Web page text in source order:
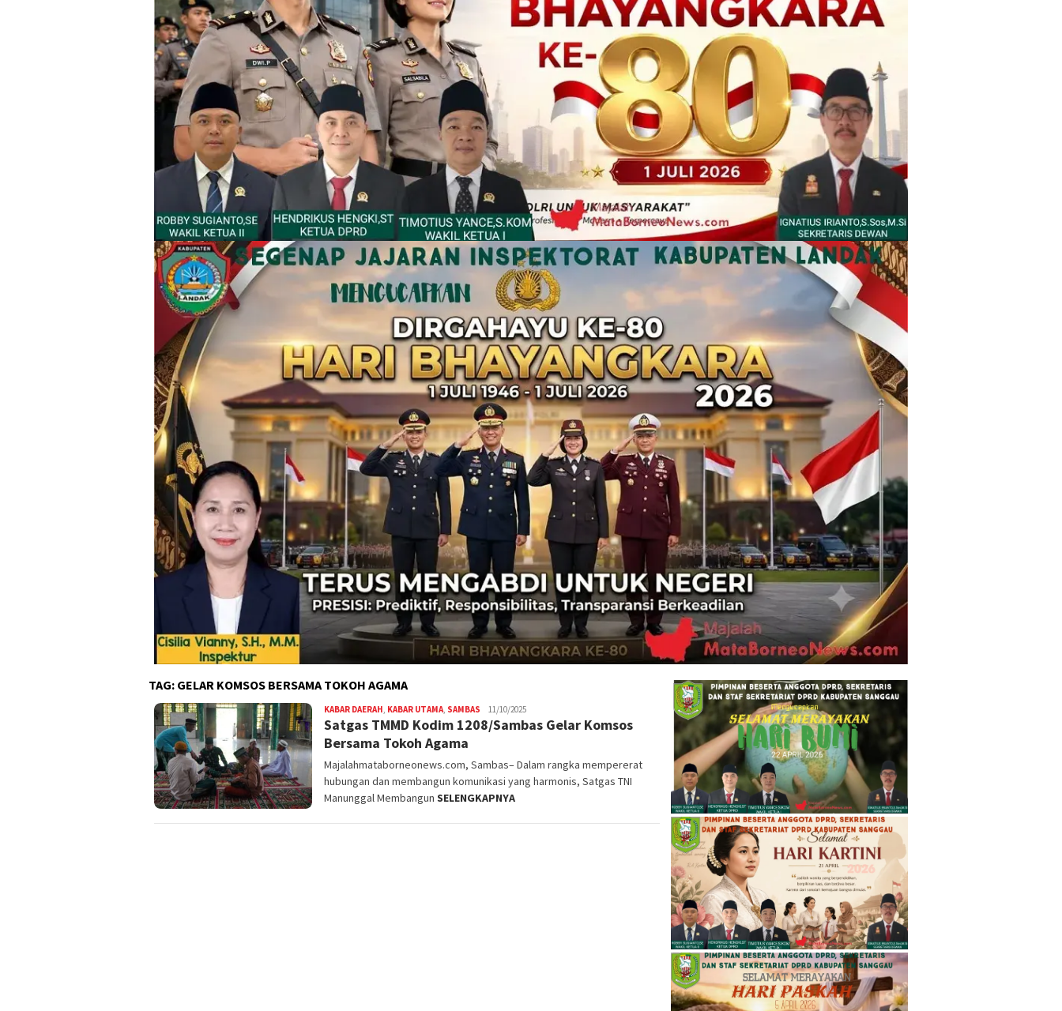
TAG: GELAR KOMSOS BERSAMA TOKOH AGAMA
KABAR DAERAH, KABAR UTAMA, SAMBAS Nopriyanto
11/10/2025
Satgas TMMD Kodim 1208/Sambas Gelar Komsos
Bersama Tokoh Agama
Majalahmataborneonews.com, Sambas– Dalam rangka mempererat
hubungan dan membangun komunikasi yang harmonis, Satgas TNI
Manunggal Membangun SELENGKAPNYA